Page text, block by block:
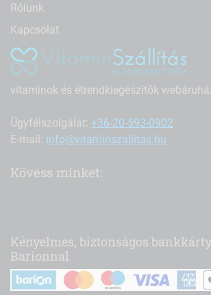
Rólunk
Kapcsolat
vitaminok és étrendkiegészítők
Ügyfélszolgálat: +36-20-593-0902
E-mail: info@vitaminszallitas.hu
Kövess minket:
Kényelmes, biztonságos
Barionnal